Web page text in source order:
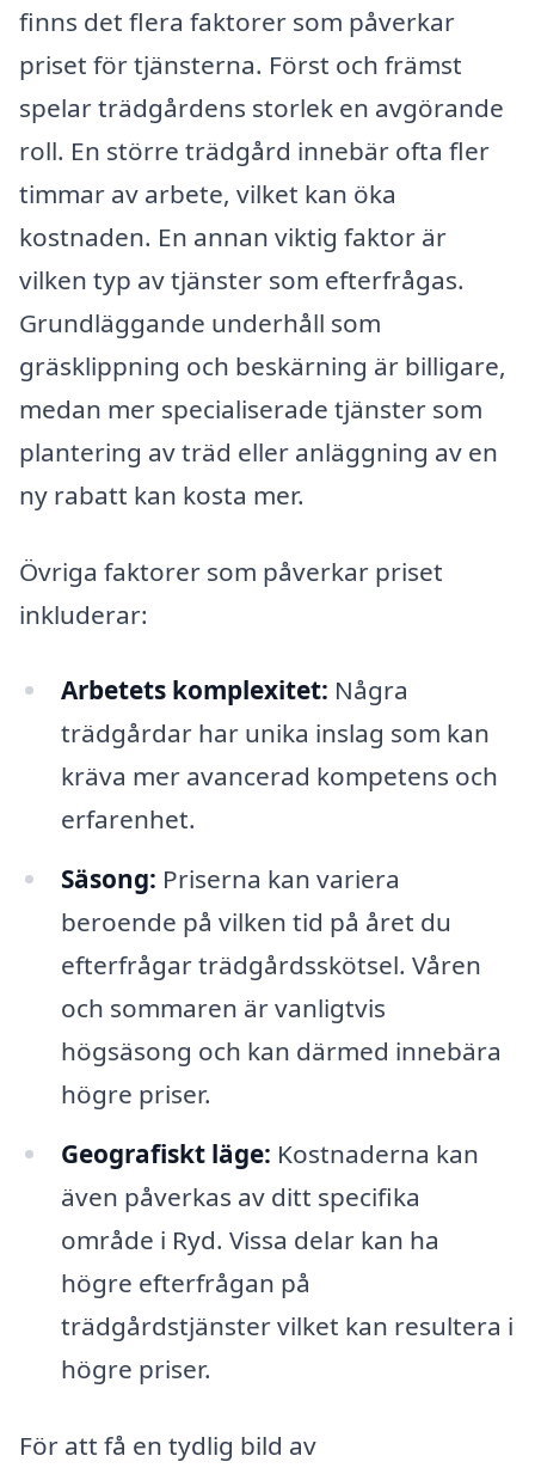
finns det flera faktorer som påverkar
priset för tjänsterna. Först och främst
spelar trädgårdens storlek en avgörande
roll. En större trädgård innebär ofta fler
timmar av arbete, vilket kan öka
kostnaden. En annan viktig faktor är
vilken typ av tjänster som efterfrågas.
Grundläggande underhåll som
gräsklippning och beskärning är billigare,
medan mer specialiserade tjänster som
plantering av träd eller anläggning av en
ny rabatt kan kosta mer.
Övriga faktorer som påverkar priset
inkluderar:
Arbetets komplexitet: Några
trädgårdar har unika inslag som kan
kräva mer avancerad kompetens och
erfarenhet.
Säsong: Priserna kan variera
beroende på vilken tid på året du
efterfrågar trädgårdsskötsel. Våren
och sommaren är vanligtvis
högsäsong och kan därmed innebära
högre priser.
Geografiskt läge: Kostnaderna kan
även påverkas av ditt specifika
område i Ryd. Vissa delar kan ha
högre efterfrågan på
trädgårdstjänster vilket kan resultera i
högre priser.
För att få en tydlig bild av